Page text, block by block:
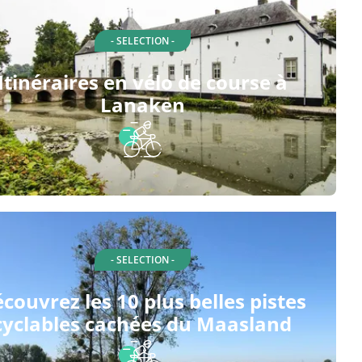
- SELECTION -
en vélo de course à
Lanaken
- SELECTION -
les 10 plus belles pistes
cachées du Maasland